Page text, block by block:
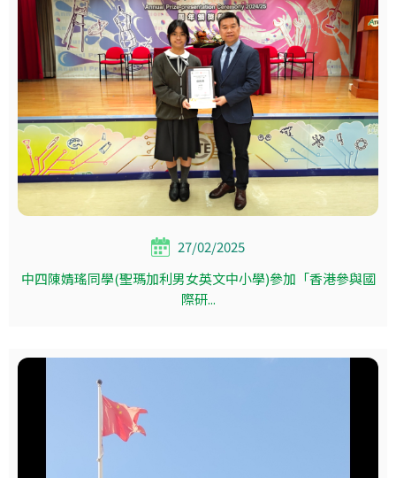
27/02/2025
中四陳婧瑤同學(聖瑪加利男女英文中小學)參加「香港參與國
際研...